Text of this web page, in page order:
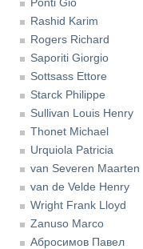
Rashid Karim
Rogers Richard
Saporiti Giorgio
Sottsass Ettore
Starck Philippe
Sullivan Louis Henry
Thonet Michael
Urquiola Patricia
van Severen Maarten
van de Velde Henry
Wright Frank Lloyd
Zanuso Marco
Абросимов Павел